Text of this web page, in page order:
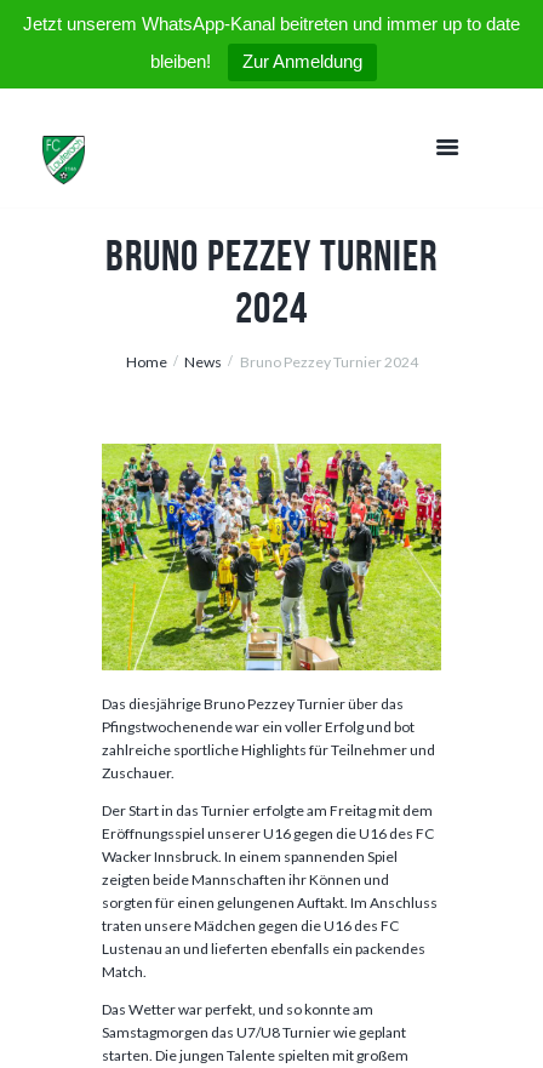
Jetzt unserem WhatsApp-Kanal beitreten und immer up to date
bleiben!
Zur Anmeldung
Bruno Pezzey Turnier
2024
Home News Bruno Pezzey Turnier 2024
Das diesjährige Bruno Pezzey Turnier über das
Pfingstwochenende war ein voller Erfolg und bot
zahlreiche sportliche Highlights für Teilnehmer und
Zuschauer.
Der Start in das Turnier erfolgte am Freitag mit dem
Eröffnungsspiel unserer U16 gegen die U16 des FC
Wacker Innsbruck. In einem spannenden Spiel
zeigten beide Mannschaften ihr Können und
sorgten für einen gelungenen Auftakt. Im Anschluss
traten unsere Mädchen gegen die U16 des FC
Lustenau an und lieferten ebenfalls ein packendes
Match.
Das Wetter war perfekt, und so konnte am
Samstagmorgen das U7/U8 Turnier wie geplant
starten. Die jungen Talente spielten mit großem